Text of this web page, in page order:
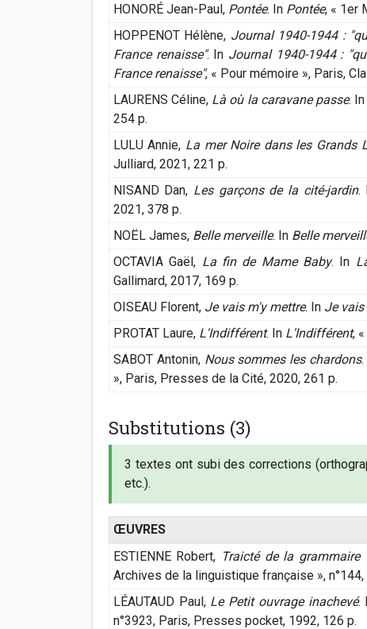
HONORÉ Jean-Paul, Pontée. In Pontée, « 1er
HOPPENOT Hélène, Journal 1940-1944 :
France renaisse". In Journal 1940-1944 :
France renaisse", « Pour mémoire », Paris,
LAURENS Céline, Là où la caravane passe. In
254 p.
LULU Annie, La mer Noire dans les Grands
Julliard, 2021, 221 p.
NISAND Dan, Les garçons de la cité-jardin.
2021, 378 p.
NOËL James, Belle merveille. In Belle
OCTAVIA Gaël, La fin de Mame Baby. In
Gallimard, 2017, 169 p.
OISEAU Florent, Je vais m'y mettre. In Je vais
PROTAT Laure, L'Indifférent. In L'Indifférent,
SABOT Antonin, Nous sommes les chardons
», Paris, Presses de la Cité, 2020, 261 p.
Substitutions (3)
3 textes ont subi des corrections
etc.).
ŒUVRES
ESTIENNE Robert, Traicté de la grammaire
Archives de la linguistique française », n°144,
LÉAUTAUD Paul, Le Petit ouvrage inachevé.
n°3923, Paris, Presses pocket, 1992, 126 p.